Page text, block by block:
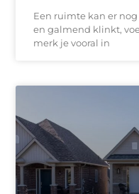
Een ruimte kan er
en galmend klinkt,
merk je vooral in